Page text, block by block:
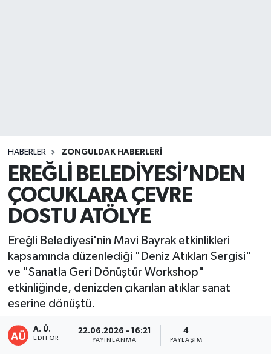
HABERLER ZONGULDAK HABERLERI
EREĞLİ BELEDİYESİ’NDEN
ÇOCUKLARA ÇEVRE
DOSTU ATÖLYE
Ereğli Belediyesi'nin Mavi Bayrak etkinlikleri
kapsamında düzenlediği "Deniz Atıkları Sergisi"
ve "Sanatla Geri Dönüştür Workshop"
etkinliğinde, denizden çıkarılan atıklar sanat
eserine dönüştü.
A. Ü.
EDITÖR
22.06.2026 - 16:21
YAYINLANMA
4
PAYLAŞIM
KASTAMONU